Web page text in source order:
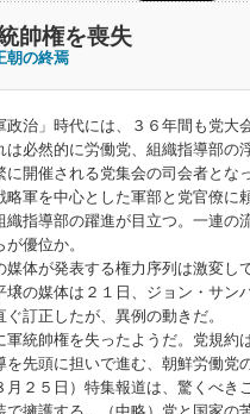
帥権を喪失
朝の終焉
治」時代には、３６年間も党大
は必然的に労働党、組織指導部
開催される党集会の司会者となっ
略軍を中心とした軍部と党官僚
織指導部の躍進が目立つ。一連の
優位か。
媒体が発表する権力序列は激変
壌の媒体は２１日、ジョン・サン
ぐ訂正したが、異例の動きだ。
軍統帥権を失ったようだ。党規
を先頭に担いで進む、朝鮮労働党
月２５日）特集報道は、驚くべ